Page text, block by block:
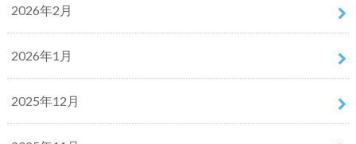
2026年2月
2026年1月
2025年12月